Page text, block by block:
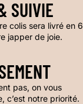
SUIVIE
colis sera livré en 6
japper de joie.
pas, on vous
c’est notre priorité.